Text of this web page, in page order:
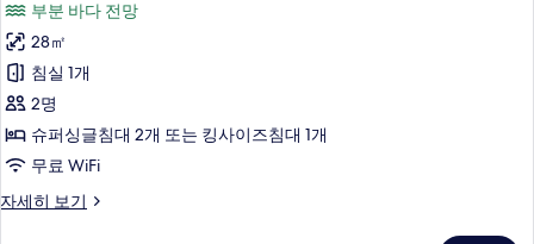
보
기
리
어
룸,
부
분
다
부분 바다 전망
28㎡
침실 1개
2명
슈퍼싱글침대 2개 또는 킹사이즈침대 1개
무료 WiFi
자세히 보기
슈